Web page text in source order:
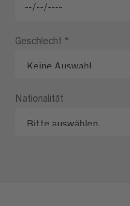
Geschlecht *
Nationalität